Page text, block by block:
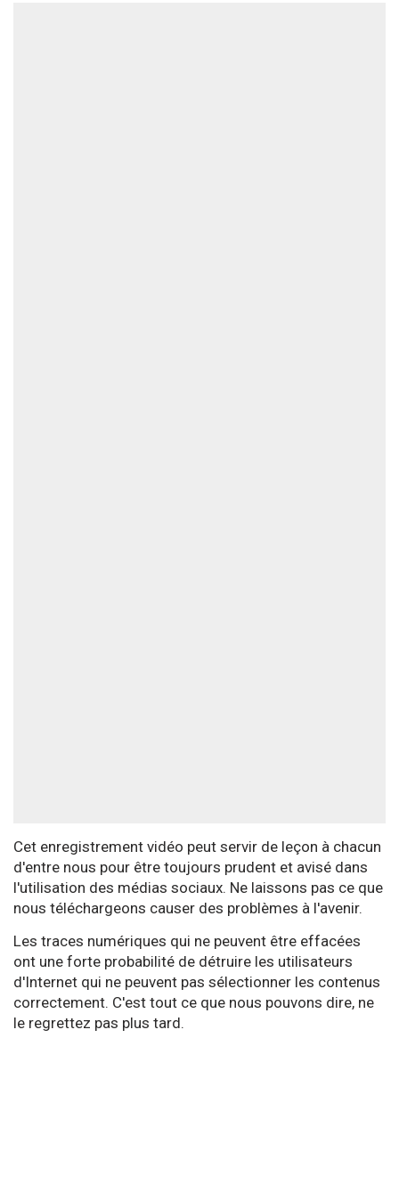
Cet enregistrement vidéo peut servir de leçon à chacun
d'entre nous pour être toujours prudent et avisé dans
l'utilisation des médias sociaux. Ne laissons pas ce que
nous téléchargeons causer des problèmes à l'avenir.
Les traces numériques qui ne peuvent être effacées
ont une forte probabilité de détruire les utilisateurs
d'Internet qui ne peuvent pas sélectionner les contenus
correctement. C'est tout ce que nous pouvons dire, ne
le regrettez pas plus tard.